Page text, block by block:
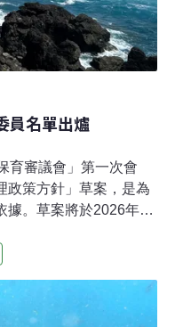
員名單出爐
育審議會」第一次會
政策方針」草案，是為
據。草案將於2026年6
公眾、利害關係人也能
審議會共設23名委
住民族委員會、漁業